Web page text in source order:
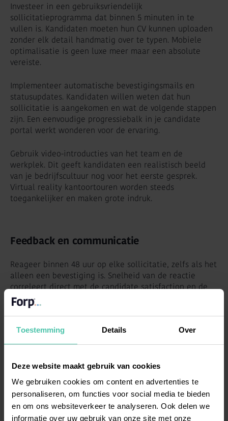
Toestemming Details Over
Deze website maakt gebruik van cookies
We gebruiken cookies om content en advertenties te
personaliseren, om functies voor social media te bieden
en om ons websiteverkeer te analyseren. Ook delen we
informatie over uw gebruik van onze site met onze
Investeer in een gebruiksvriendelijk
sollicitatieprogramma dat binnen 5 minuten in te
vullen is. Kandidaten moeten hun CV kunnen uploaden
zonder elk detail handmatig over te typen. Mobiele
optimalisatie is geen luxe meer maar een absolute
vereiste.
Implementeer automatische bevestigingsmails en
statusupdates. Kandidaten willen weten dat hun
sollicitatie is aangekomen en wat de volgende stappen
zijn. Een eenvoudige progressiebalk in je candidate
portal werkt wonderen voor de ervaring.
Gebruik video-introducties van het team en de
werkplek. Dit geeft kandidaten een realistisch beeld
van je bedrijfscultuur nog voor het eerste gesprek.
Virtual reality kantoortouren worden steeds
toegankelijker en maken grote indruk.
Feedback en communicatie
Reageer binnen 48 uur op elke sollicitatie, zelfs als het
alleen een bevestiging is. Snelheid van de reactie
correleert direct met de candidate satisfaction en de
kans dat topkandidaten blijven overwegen om bij je te
werken.
Geef constructieve feedback aan afgewezen
kandidaten, vooral na interviews. Dit vereist extra tijd
blijven denken. Ze kunnen later opnieuw solliciteren of
je aanbevelen bij hun netwerk.
Houd afgewezen kandidaten in je talent pipeline voor
toekomstige vacatures. Iemand die nu niet past, kan